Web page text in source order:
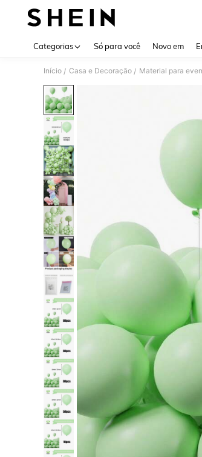
Categorias Só para você Novo em
Início / Casa e Decoração / Material para